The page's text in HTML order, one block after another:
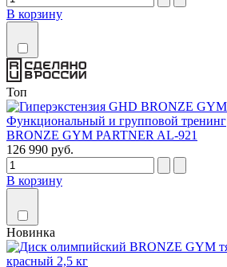
В корзину
Топ
Функциональный и групповой тренинг
BRONZE GYM PARTNER AL-921
126 990 руб.
В корзину
Новинка